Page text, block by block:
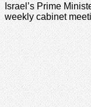
Israel’s Prime
weekly cabinet